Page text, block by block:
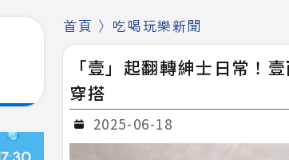
首頁 〉 吃喝玩樂新聞
「壹」起翻轉紳士日常！
穿搭
2025-06-18